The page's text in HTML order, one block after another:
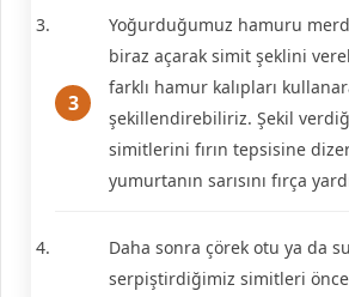
Yoğurduğumuz hamuru
biraz açarak simit şeklini
farklı hamur kalıpları
şekillendirebiliriz. Şekil
simitlerini fırın tepsisine
yumurtanın sarısını fırça
Daha sonra çörek otu ya da
serpiştirdiğimiz simitleri